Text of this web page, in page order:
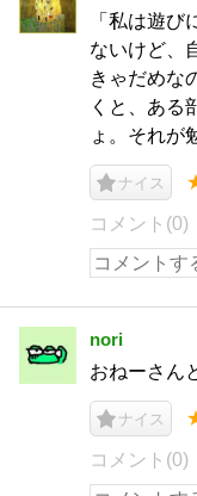
「私は遊
ないけど、
きゃだめな
くと、ある
ょ。それが
ナイス
コメント(0)
nori
おねーさん
ナイス
コメント(0)